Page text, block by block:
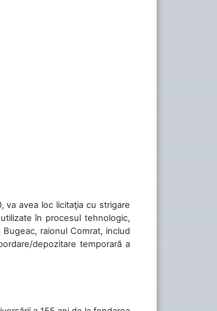
va avea loc licitaţia cu strigare
în procesul tehnologic,
raionul Comrat, includ
depozitare temporară a